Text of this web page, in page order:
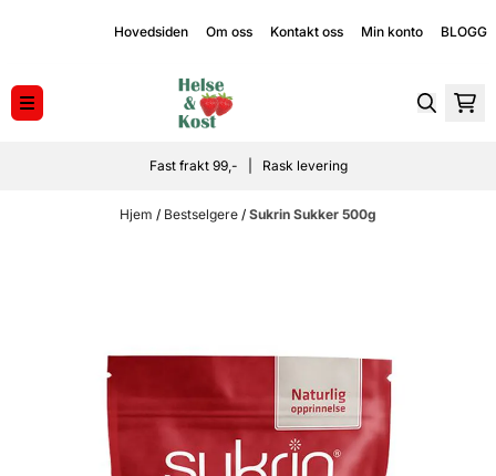
Hopp til innholdHovedsiden Om oss Kontakt oss Min konto BLOGG
Fast frakt 99,- | Rask levering
Hjem / Bestselgere / Sukrin Sukker 500g